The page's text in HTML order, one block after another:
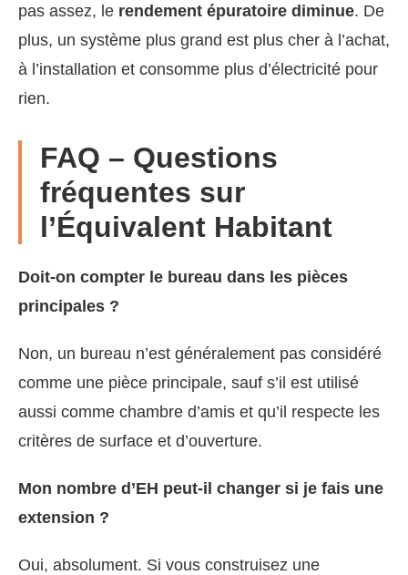
pas assez, le rendement épuratoire diminue. De
plus, un système plus grand est plus cher à l’achat,
à l’installation et consomme plus d’électricité pour
rien.
FAQ – Questions
fréquentes sur
l’Équivalent Habitant
Doit-on compter le bureau dans les pièces
principales ?
Non, un bureau n’est généralement pas considéré
comme une pièce principale, sauf s’il est utilisé
aussi comme chambre d’amis et qu’il respecte les
critères de surface et d’ouverture.
Mon nombre d’EH peut-il changer si je fais une
extension ?
Oui, absolument. Si vous construisez une